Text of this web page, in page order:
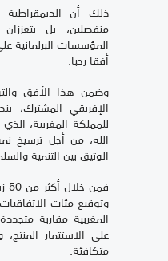
ذلك أن الديمقراطية
منفصلين، بل
المؤسسات البرلمانية
أفقا رحبا.
وضمن هذا الأفق
الإفريقي المشترك،
للمملكة المغربية،
الله، من أجل ترسيخ
الوثيق بين التنمية
وتوقيع مئات
المغربية مقاربة
على الاستثمار
متكافئة.